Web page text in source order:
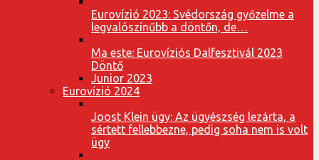
Eurovízió 2023: Svédország győzelme a
legvalószínűbb a döntőn, de…
Ma este: Eurovíziós Dalfesztivál 2023
Döntő
Junior 2023
Eurovízió 2024
Joost Klein ügy: Az ügyészség lezárta, a
sértett fellebbezne, pedig soha nem is volt
ügy